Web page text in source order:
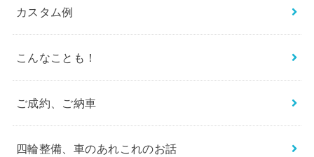
カスタム例
こんなことも！
ご成約、ご納車
四輪整備、車のあれこれのお話